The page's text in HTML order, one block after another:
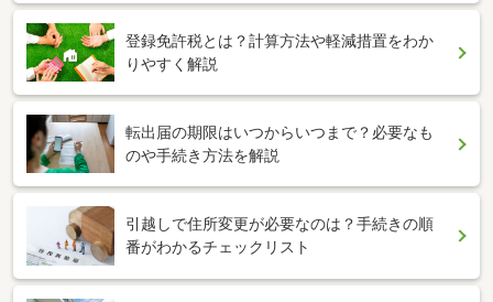
登録免許税とは？計算方法や軽減措置をわか
りやすく解説
転出届の期限はいつからいつまで？必要なも
のや手続き方法を解説
引越しで住所変更が必要なのは？手続きの順
番がわかるチェックリスト